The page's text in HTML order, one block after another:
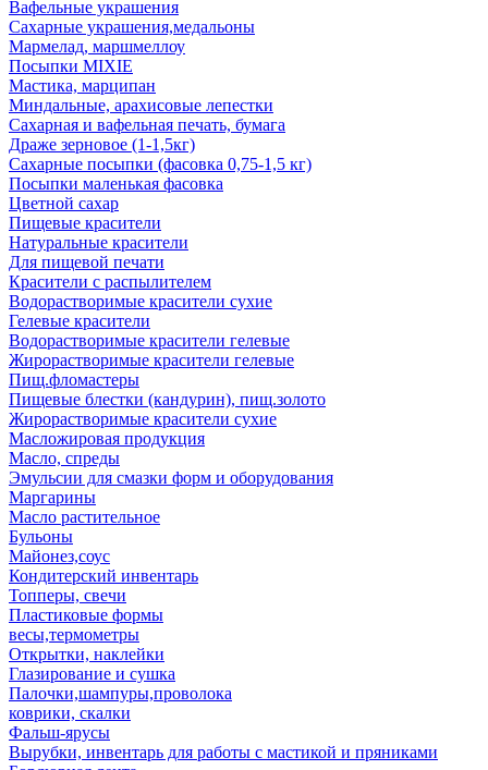
Вафельные украшения
Сахарные украшения,медальоны
Мармелад, маршмеллоу
Посыпки MIXIE
Мастика, марципан
Миндальные, арахисовые лепестки
Сахарная и вафельная печать, бумага
Драже зерновое (1-1,5кг)
Сахарные посыпки (фасовка 0,75-1,5 кг)
Посыпки маленькая фасовка
Цветной сахар
Пищевые красители
Натуральные красители
Для пищевой печати
Красители с распылителем
Водорастворимые красители сухие
Гелевые красители
Водорастворимые красители гелевые
Жирорастворимые красители гелевые
Пищ.фломастеры
Пищевые блестки (кандурин), пищ.золото
Жирорастворимые красители сухие
Масложировая продукция
Масло, спреды
Эмульсии для смазки форм и оборудования
Маргарины
Масло растительное
Бульоны
Майонез,соус
Кондитерский инвентарь
Топперы, свечи
Пластиковые формы
весы,термометры
Открытки, наклейки
Глазирование и сушка
Палочки,шампуры,проволока
коврики, скалки
Фальш-ярусы
Вырубки, инвентарь для работы с мастикой и пряниками